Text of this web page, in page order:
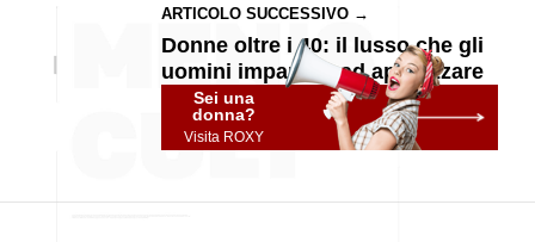
ARTICOLO SUCCESSIVO →
Donne oltre i 40: il lusso che gli
uomini imparano ad apprezzare
Sei una
donna?
Visita ROXY